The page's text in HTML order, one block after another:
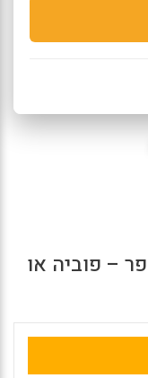
– פוביה או